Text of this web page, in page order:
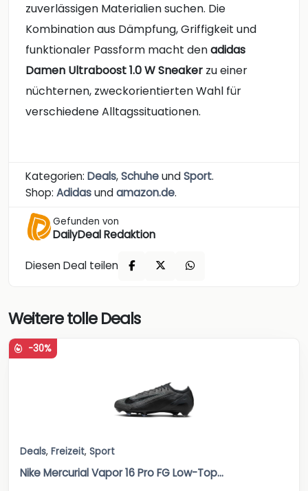
zuverlässigen Materialien suchen. Die
Kombination aus Dämpfung, Griffigkeit und
funktionaler Passform macht denadidas
Damen Ultraboost 1.0 W Sneaker zu einer
nüchternen, zweckorientierten Wahl für
verschiedene Alltagssituationen.
Kategorien: Deals,SchuheundSport.
Shop: Adidasundamazon.de.
Gefunden von
DailyDeal Redaktion
Diesen Deal teilen
Weitere tolle Deals
-30%
Deals, Freizeit, Sport
Nike Mercurial Vapor 16 Pro FG Low-Top...